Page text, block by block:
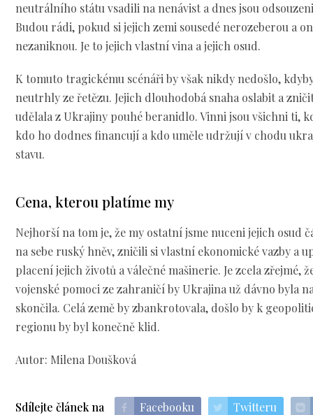
neutrálního státu vsadili na nenávist a dnes jsou
Budou rádi, pokud si jejich zemi sousedé nerozeberou a
nezaniknou. Je to jejich vlastní vina a jejich osud.
K tomuto tragickému scénáři by však nikdy nedošlo,
neutrhly ze řetězu. Jejich dlouhodobá snaha oslabit a
udělala z Ukrajiny pouhé beranidlo. Vinni jsou všichni ti,
kdo ho dodnes financují a kdo uměle udržují v chodu
stavu.
Cena, kterou platíme my
Nejhorší na tom je, že my ostatní jsme nuceni jejich osud
na sebe ruský hněv, zničili si vlastní ekonomické vazby a
placení jejich životů a válečné mašinerie. Je zcela zřejmé,
vojenské pomoci ze zahraničí by Ukrajina už dávno byla
skončila. Celá země by zbankrotovala, došlo by k
regionu by byl konečně klid.
Autor: Milena Doušková
Sdílejte článek na Facebooku Twitteru